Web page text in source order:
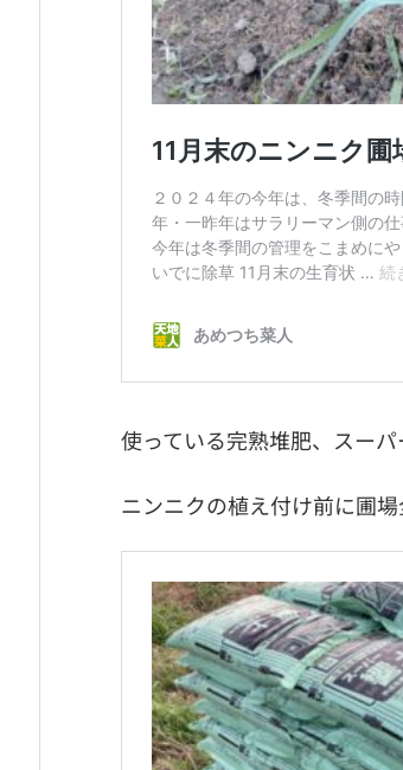
使っている完熟堆肥、スー
ニンニクの植え付け前に圃場